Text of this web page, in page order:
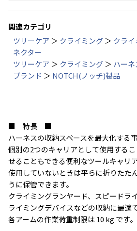
お買い物を続ける カ
関連カテゴリ
ツリーケア ＞ クライミング ＞ クラ
ネクター
ツリーケア ＞ クライミング ＞ ハーネ
ブランド ＞ NOTCH(ノッチ)製品
■ 特長 ■
ハーネスの収納スペースを最大化する
個別の2つのキャリアとして使用する
せることもできる便利なツールキャリア
使用していないときは平らに折りたた
うに保管できます。
クライミングランヤード、スピードラ
ライミングデバイスなどの収納に最適で
各アームの作業荷重制限は 10 kg です。